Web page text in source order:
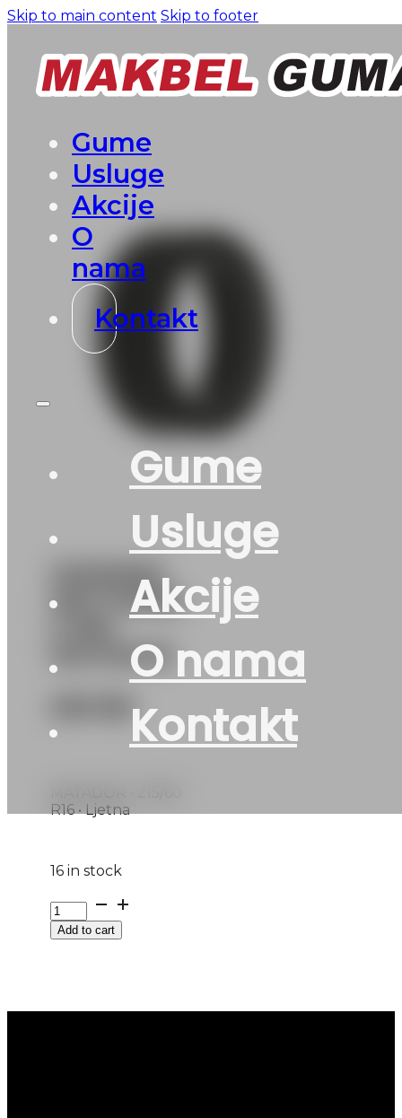
Skip to main content Skip to footer
Gume
Usluge
Akcije
O
nama
Kontakt
Gume
Usluge
Akcije
O nama
Kontakt
215/60R16
HECTORRA-
MATADOR
KM
R16 • Ljetna
16 in stock
215/60R16
HECTORRA-
5Add to cart